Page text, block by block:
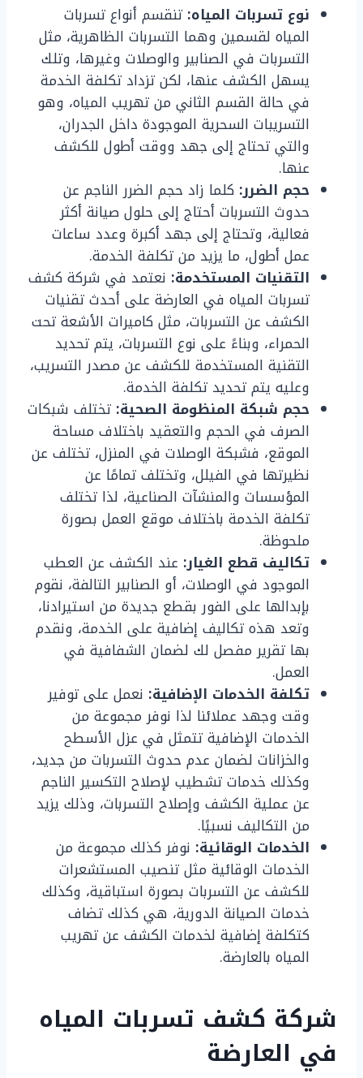
نوع تسربات المياه: تنقسم أنواع تسربات
المياه لقسمين وهما التسربات الظاهرية، مثل
التسربات في الصنابير والوصلات وغيرها، وتلك
يسهل الكشف عنها، لكن تزداد تكلفة الخدمة
في حالة القسم الثاني من تهريب المياه، وهو
التسريبات السحرية الموجودة داخل الجدران،
والتي تحتاج إلى جهد ووقت أطول للكشف
عنها.
حجم الضرر: كلما زاد حجم الضرر الناجم عن
حدوث التسربات أحتاج إلى حلول صيانة أكثر
فعالية، وتحتاج إلى جهد أكبرة وعدد ساعات
عمل أطول، ما يزيد من تكلفة الخدمة.
التقنيات المستخدمة: نعتمد في شركة كشف
تسربات المياه في العارضة على أحدث تقنيات
الكشف عن التسربات، مثل كاميرات الأشعة تحت
الحمراء، وبناءً على نوع التسربات، يتم تحديد
التقنية المستخدمة للكشف عن مصدر التسريب،
وعليه يتم تحديد تكلفة الخدمة.
حجم شبكة المنظومة الصحية: تختلف شبكات
الصرف في الحجم والتعقيد باختلاف مساحة
الموقع، فشبكة الوصلات في المنزل، تختلف عن
نظيرتها في الفيلل، وتختلف تمامًا عن
المؤسسات والمنشآت الصناعية، لذا تختلف
تكلفة الخدمة باختلاف موقع العمل بصورة
ملحوظة.
تكاليف قطع الغيار: عند الكشف عن العطب
الموجود في الوصلات، أو الصنابير التالفة، نقوم
بإبدالها على الفور بقطع جديدة من استيرادنا،
وتعد هذه تكاليف إضافية على الخدمة، ونقدم
بها تقرير مفصل لك لضمان الشفافية في
العمل.
تكلفة الخدمات الإضافية: نعمل على توفير
وقت وجهد عملائنا لذا نوفر مجموعة من
الخدمات الإضافية تتمثل في عزل الأسطح
والخزانات لضمان عدم حدوث التسربات من جديد،
وكذلك خدمات تشطيب لإصلاح التكسير الناجم
عن عملية الكشف وإصلاح التسربات، وذلك يزيد
من التكاليف نسبيًا.
الخدمات الوقائية: نوفر كذلك مجموعة من
الخدمات الوقائية مثل تنصيب المستشعرات
للكشف عن التسربات بصورة استباقية، وكذلك
خدمات الصيانة الدورية، هي كذلك تضاف
كتكلفة إضافية لخدمات الكشف عن تهريب
المياه بالعارضة.
شركة كشف تسربات المياه
في العارضة